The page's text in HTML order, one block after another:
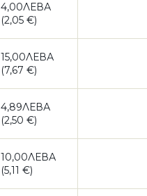
4,00ЛЕВА
(2,05 €)
15,00ЛЕВА
(7,67 €)
4,89ЛЕВА
(2,50 €)
10,00ЛЕВА
(5,11 €)